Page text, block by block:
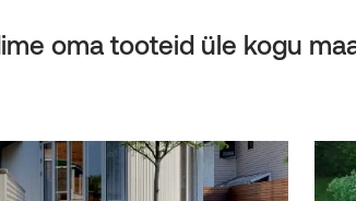
oma tooteid üle kogu